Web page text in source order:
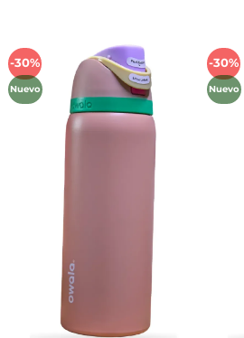
-30%
Nuevo
Añadir
lista de
deseos
-30%
Nuevo